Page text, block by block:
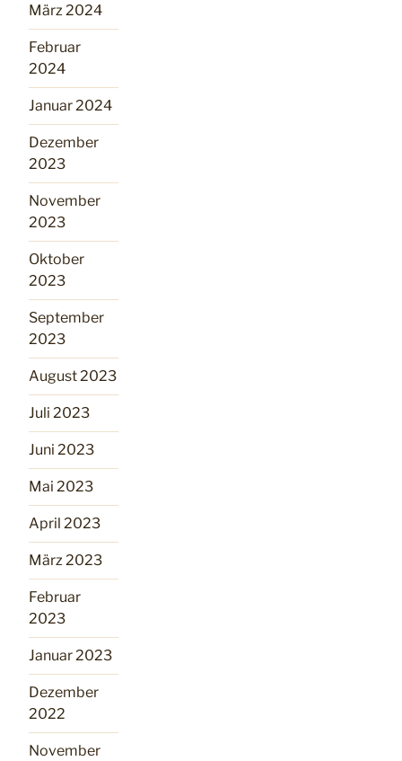
März 2024
Februar
2024
Januar 2024
Dezember
2023
November
2023
Oktober
2023
September
2023
August 2023
Juli 2023
Juni 2023
Mai 2023
April 2023
März 2023
Februar
2023
Januar 2023
Dezember
2022
November